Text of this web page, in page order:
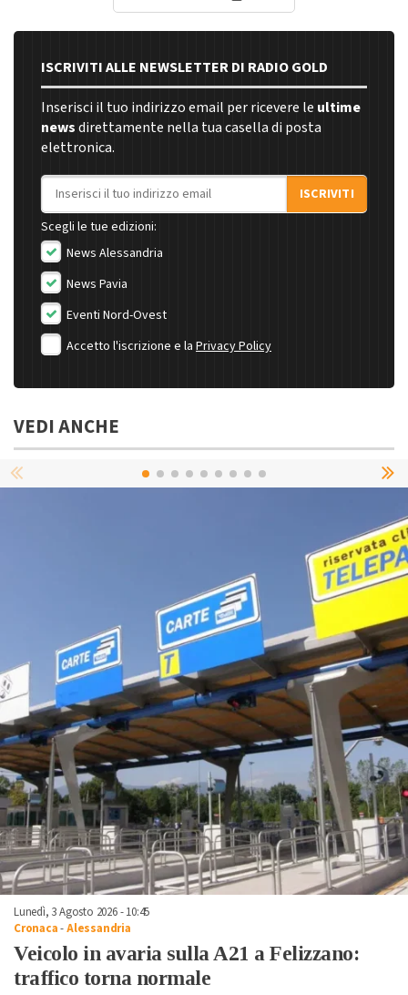
ISCRIVITI ALLE NEWSLETTER DI RADIO GOLD
Inserisci il tuo indirizzo email per ricevere le ultime
newsdirettamente nella tua casella di posta
elettronica.
Indirizzo email
ISCRIVITI
Scegli le tue edizioni:
News Alessandria
News Pavia
Eventi Nord-Ovest
Accetto l'iscrizione e la Privacy Policy
VEDI ANCHE
Lunedì, 3 Agosto 2026 - 10:45
Cronaca-Alessandria
Veicolo in avaria sulla A21 a Felizzano:
traffico torna normale